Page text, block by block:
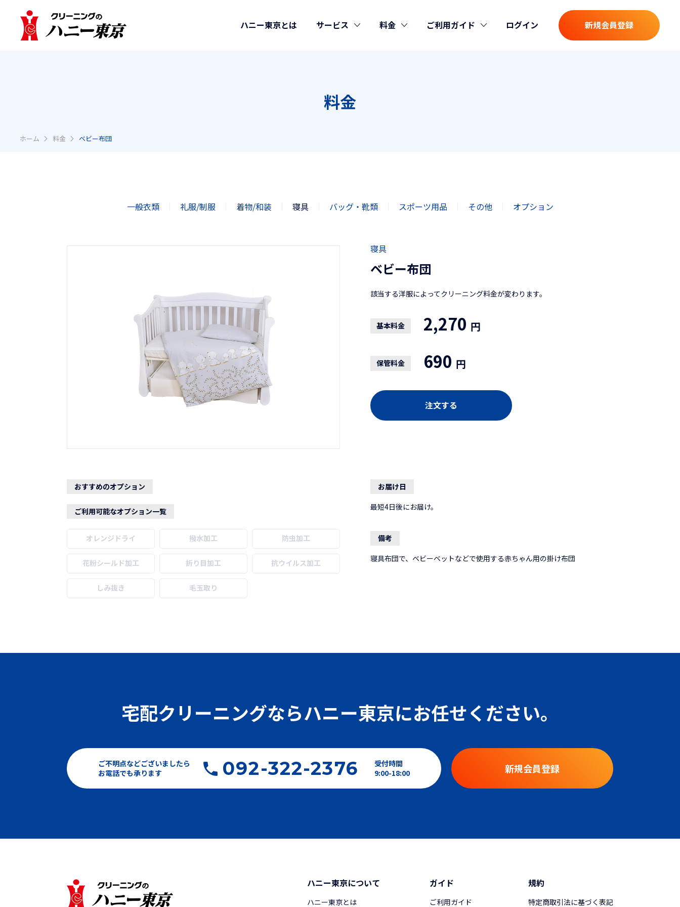
ハニー東京とは サービス 料金 ご利用ガイド ログイン 新規会員登録
料金
ホーム 料金 ベビー布団
一般衣類 礼服/制服 着物/和装 寝具 バッグ・靴類 スポーツ用品 その他 オプション
寝具
ベビー布団
該当する洋服によってクリーニング料金が変わります。
基本料金 2,270 円
保管料金 690 円
注文する
おすすめのオプション
ご利用可能なオプション一覧
オレンジドライ 撥水加工 防虫加工
花粉シールド加工 折り目加工 抗ウイルス加工
しみ抜き 毛玉取り
お届け日
最短4日後にお届け。
備考
寝具布団で、ベビーベットなどで使用する赤ちゃん用の掛け布団
宅配クリーニングならハニー東京にお任せください。
ご不明点などございましたら
お電話でも承ります
092-322-2376
受付時間
9:00-18:00
新規会員登録
ハニー東京について
ハニー東京とは
ガイド
ご利用ガイド
規約
特定商取引法に基づく表記